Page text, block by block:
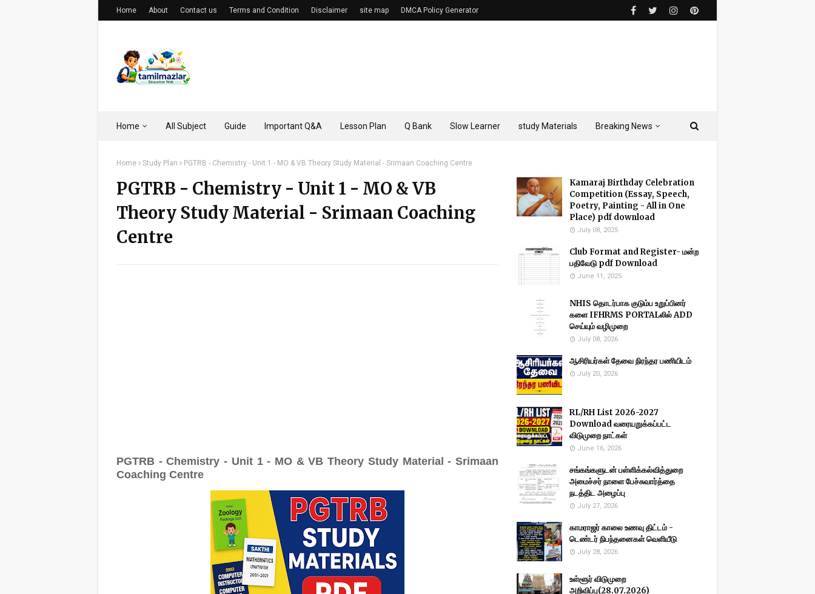
Home About Contact us Terms and Condition Disclaimer site map DMCA Policy Generator
Home All Subject Guide Important Q&A Lesson Plan Q Bank Slow Learner study Materials Breaking News
Home Study Plan PGTRB - Chemistry - Unit 1 - MO & VB Theory Study Material - Srimaan Coaching Centre
PGTRB - Chemistry - Unit 1 - MO & VB
Theory Study Material - Srimaan Coaching
Centre
PGTRB - Chemistry - Unit 1 - MO & VB Theory Study Material - Srimaan
Coaching Centre
Kamaraj Birthday Celebration
Competition (Essay, Speech,
Poetry, Painting - All in One
Place) pdf download
July 08, 2025
Club Format and Register- மன்ற
பதிவேடு pdf Download
June 11, 2025
NHIS தொடர்பாக குடும்ப உறுப்பினர்
களை IFHRMS PORTALலில் ADD
செய்யும் வழிமுறை
July 08, 2026
ஆசிரியர்கள் தேவை நிரந்தர பணியிடம்
July 20, 2026
RL/RH List 2026-2027
Download வரையறுக்கப்பட்ட
விடுமுறை நாட்கள்
June 16, 2026
சங்கங்களுடன் பள்ளிக்கல்வித்துறை
அமைச்சர் நாளை பேச்சுவார்த்தை
நடத்திட அழைப்பு
July 27, 2026
காமராஜர் காலை உணவு திட்டம் -
டெண்டர் நிபந்தனைகள் வெளியீடு
July 28, 2026
உள்ளூர் விடுமுறை
அறிவிப்பு(28.07.2026)